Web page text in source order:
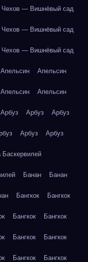
Чехов — Вишнёвый сад
Чехов — Вишнёвый сад
Чехов — Вишнёвый сад
Апельсин Апельсин
Апельсин Апельсин
Арбуз Арбуз Арбуз
Арбуз Арбуз
Банан Банан
Бангкок Бангкок
Бангкок Бангкок
Бангкок Бангкок
Бангкок Бангкок